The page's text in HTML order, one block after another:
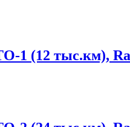
1 (12 тыс.км),